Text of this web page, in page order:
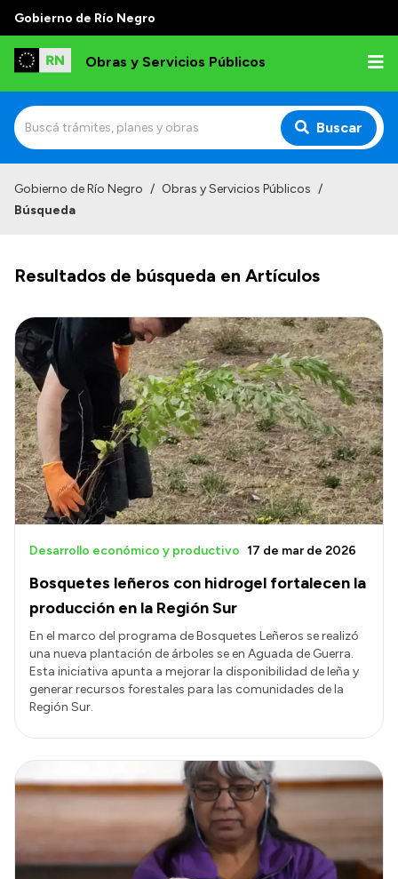
Gobierno de Río Negro
Obras y Servicios Públicos
Buscar
Delegaciones
Normativa
Consejo de Obras Públicas
Transparencia
Presupuesto
Boletín Oficial
Compras y licitaciones
Consulta de expedientes
Consulta de pago a proveedores
Convocatorias
Intranet
Login
Gobierno de Río Negro / Obras y Servicios Públicos /
Búsqueda
Resultados de búsqueda en Artículos
Bosquetes leñeros con hidrogel fortalecen la
producción en la Región Sur
Desarrollo económico y productivo 17 de mar de 2026
En el marco del programa de Bosquetes Leñeros se realizó
una nueva plantación de árboles se en Aguada de Guerra.
Esta iniciativa apunta a mejorar la disponibilidad de leña y
generar recursos forestales para las comunidades de la
Región Sur.